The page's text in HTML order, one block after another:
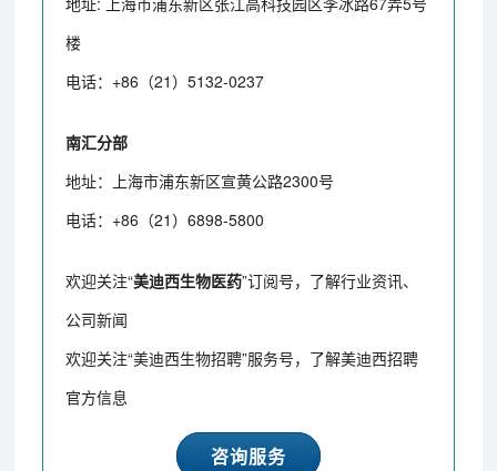
楼
电话：+86（21）5132-0237
南汇分部
地址：上海市浦东新区宣黄公路2300号
电话：+86（21）6898-5800
欢迎关注“美迪西生物医药”订阅号，了解行业资讯、
公司新闻
欢迎关注“美迪西生物招聘”服务号，了解美迪西招聘
官方信息
咨询服务